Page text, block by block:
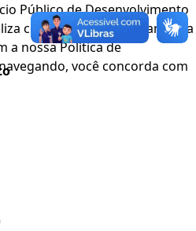
Público de Desenvolvimento
cookies para melhorar a sua
a nossa Política de
você concorda com